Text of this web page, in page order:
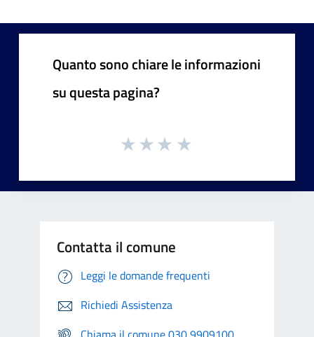
Quanto sono chiare le informazioni
su questa pagina?
Contatta il comune
Leggi le domande frequenti
Richiedi Assistenza